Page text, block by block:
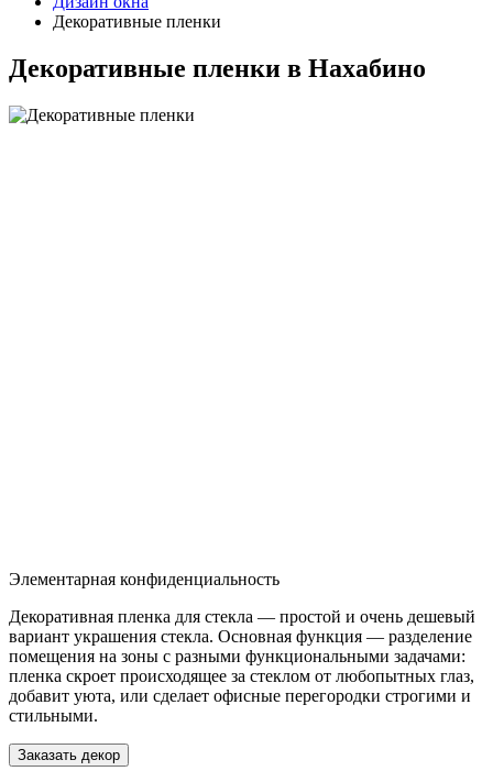
Декоративные пленки
Декоративные пленки в Нахабино
Элементарная конфиденциальность
Декоративная пленка для стекла — простой и очень дешевый
вариант украшения стекла. Основная функция — разделение
помещения на зоны с разными функциональными задачами:
пленка скроет происходящее за стеклом от любопытных глаз,
добавит уюта, или сделает офисные перегородки строгими и
стильными.
Заказать декор